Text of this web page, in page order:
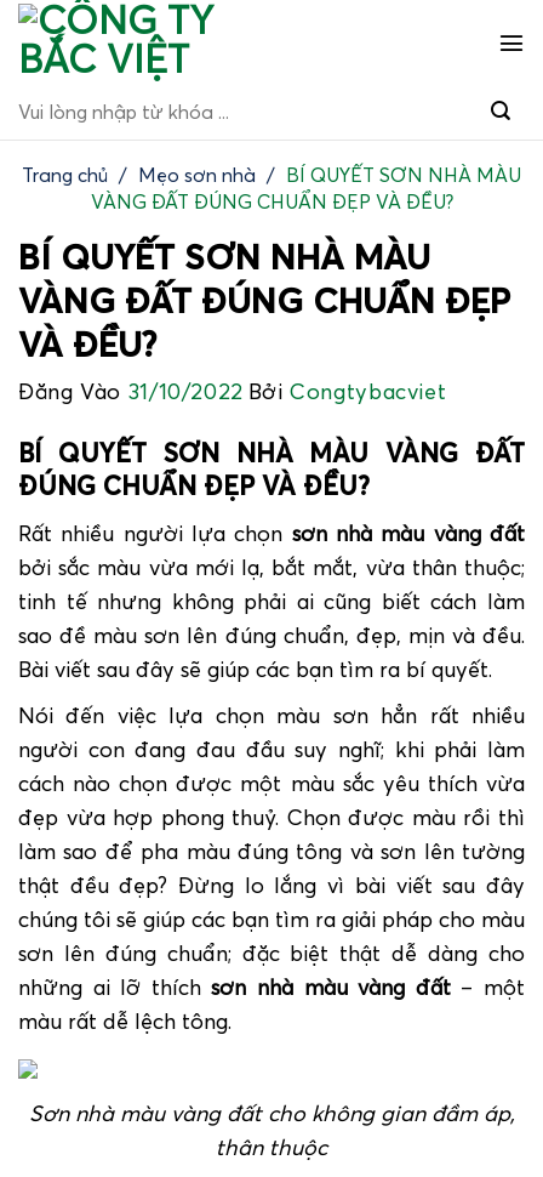
Bỏ
qua
dung
Trang chủ / Mẹo sơn nhà /
BÍ QUYẾT SƠN NHÀ MÀU
VÀNG ĐẤT ĐÚNG CHUẨN ĐẸP VÀ ĐỀU?
BÍ QUYẾT SƠN NHÀ MÀU
VÀNG ĐẤT ĐÚNG CHUẨN ĐẸP
VÀ ĐỀU?
Đăng Vào 31/10/2022 BởiCongtybacviet
BÍ QUYẾT SƠN NHÀ MÀU VÀNG ĐẤT
ĐÚNG CHUẨN ĐẸP VÀ ĐỀU?
Rất nhiều người lựa chọn sơn nhà màu vàng đất
bởi sắc màu vừa mới lạ, bắt mắt, vừa thân thuộc;
tinh tế nhưng không phải ai cũng biết cách làm
sao đề màu sơn lên đúng chuẩn, đẹp, mịn và đều.
Bài viết sau đây sẽ giúp các bạn tìm ra bí quyết.
Nói đến việc lựa chọn màu sơn hẳn rất nhiều
người con đang đau đầu suy nghĩ; khi phải làm
cách nào chọn được một màu sắc yêu thích vừa
đẹp vừa hợp phong thuỷ. Chọn được màu rồi thì
làm sao để pha màu đúng tông và sơn lên tường
thật đều đẹp? Đừng lo lắng vì bài viết sau đây
chúng tôi sẽ giúp các bạn tìm ra giải pháp cho màu
sơn lên đúng chuẩn; đặc biệt thật dễ dàng cho
những ai lỡ thíchsơn nhà màu vàng đất– một
màu rất dễ lệch tông.
Sơn nhà màu vàng đất chokhônggian đầm áp,
thân thuộc